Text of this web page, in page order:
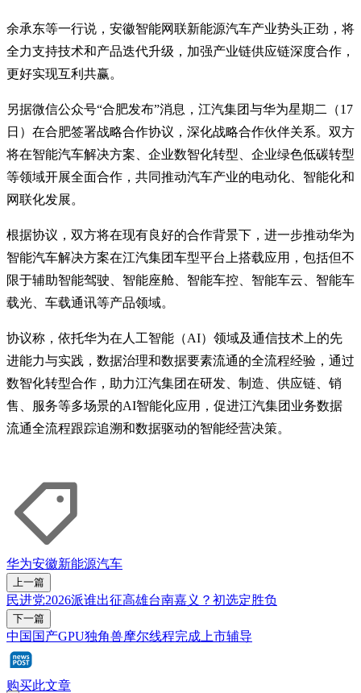
余承东等一行说，安徽智能网联新能源汽车产业势头正劲，将
全力支持技术和产品迭代升级，加强产业链供应链深度合作，
更好实现互利共赢。
另据微信公众号“合肥发布”消息，江汽集团与华为星期二（17
日）在合肥签署战略合作协议，深化战略合作伙伴关系。双方
将在智能汽车解决方案、企业数智化转型、企业绿色低碳转型
等领域开展全面合作，共同推动汽车产业的电动化、智能化和
网联化发展。
根据协议，双方将在现有良好的合作背景下，进一步推动华为
智能汽车解决方案在江汽集团车型平台上搭载应用，包括但不
限于辅助智能驾驶、智能座舱、智能车控、智能车云、智能车
载光、车载通讯等产品领域。
协议称，依托华为在人工智能（AI）领域及通信技术上的先
进能力与实践，数据治理和数据要素流通的全流程经验，通过
数智化转型合作，助力江汽集团在研发、制造、供应链、销
售、服务等多场景的AI智能化应用，促进江汽集团业务数据
流通全流程跟踪追溯和数据驱动的智能经营决策。
华为安徽新能源汽车
上一篇
民进党2026派谁出征高雄台南嘉义？初选定胜负
下一篇
中国国产GPU独角兽摩尔线程完成上市辅导
购买此文章